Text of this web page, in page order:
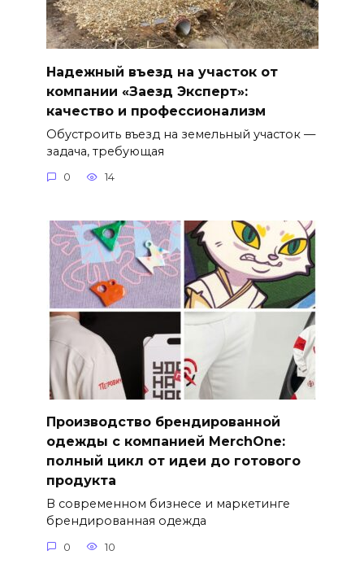
Надежный въезд на участок от
компании «Заезд Эксперт»:
качество и профессионализм
Обустроить въезд на земельный участок —
задача, требующая
0 14
Производство брендированной
одежды с компанией MerchOne:
полный цикл от идеи до готового
продукта
В современном бизнесе и маркетинге
брендированная одежда
0 10